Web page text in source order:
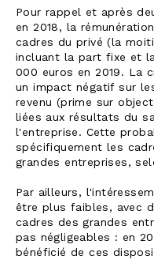
Pour rappel et après
en 2018, la
cadres du privé (la
incluant la part fixe et
000 euros en 2019. La
un impact négatif sur
revenu (prime sur
liées aux résultats du
l'entreprise. Cette
spécifiquement les
grandes entreprises,
Par ailleurs,
être plus faibles, avec
cadres des grandes
pas négligeables : en
bénéficié de ces